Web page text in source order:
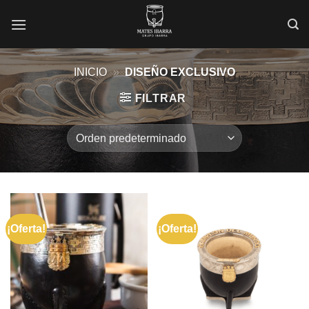
INICIO » DISEÑO EXCLUSIVO
FILTRAR
¡Oferta! ¡Oferta!